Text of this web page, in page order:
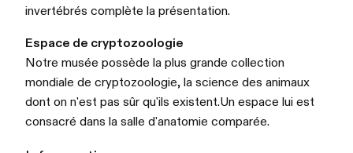
invertébrés complète la présentation.
Espace de cryptozoologie
Notre musée possède la plus grande collection
mondiale de cryptozoologie, la science des animaux
dont on n'est pas sûr qu'ils existent. Un espace lui est
consacré dans la salle d'anatomie comparée.